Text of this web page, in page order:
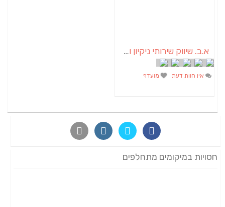
א.ב. שיווק שירותי ניקיון ותחזוקה
אין חוות דעת מועדף
חסויות במיקומים מתחלפים